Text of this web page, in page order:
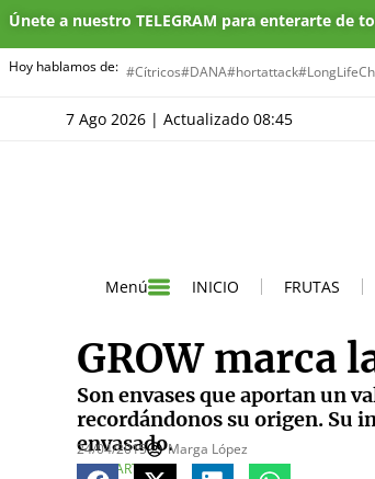
Únete a nuestro TELEGRAM para enterarte de
Hoy hablamos de: #Cítricos#DANA#hortattack
7 Ago 2026 | Actualizado 08:45
Menú INICIO FRUTAS
GROW marca
Son envases que aportan un
recordándonos su origen. Su
envasado.
24/04/2015
Marga López
COMPARTE